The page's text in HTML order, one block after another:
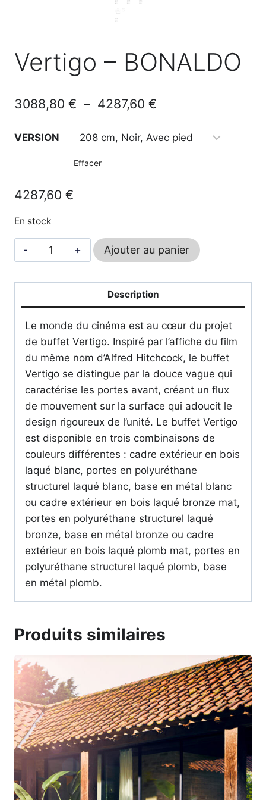
Vertigo – BONALDO
3088,80 € – 4287,60 €
de
prix :
VERSION
Effacer
4287,60 €
En stock
quantité
de
BONALDO
Ajouter au panier
Description
Le monde du cinéma est au cœur du projet
de buffet Vertigo. Inspiré par l’affiche du film
du même nom d’Alfred Hitchcock, le buffet
Vertigo se distingue par la douce vague qui
caractérise les portes avant, créant un flux
de mouvement sur la surface qui adoucit le
design rigoureux de l’unité. Le buffet Vertigo
est disponible en trois combinaisons de
couleurs différentes : cadre extérieur en bois
laqué blanc, portes en polyuréthane
structurel laqué blanc, base en métal blanc
ou cadre extérieur en bois laqué bronze mat,
portes en polyuréthane structurel laqué
bronze, base en métal bronze ou cadre
extérieur en bois laqué plomb mat, portes en
polyuréthane structurel laqué plomb, base
en métal plomb.
Produits similaires